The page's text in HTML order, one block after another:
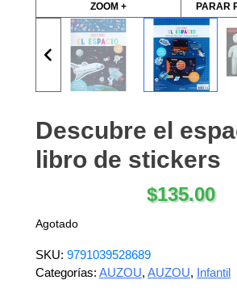
ZOOM + PARAR
Descubre el
libro de stickers
$135.00
Agotado
SKU: 9791039528689
Categorías: AUZOU, AUZOU, Infantil